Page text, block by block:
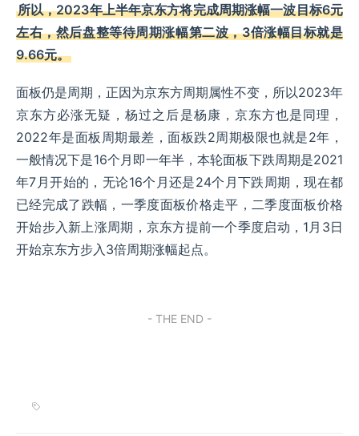
所以，2023年上半年京东方将完成周期涨幅一波目标6元
左右，然后盘整等待周期涨幅第二波，3倍涨幅目标就是
9.66元。
面板仍是周期，正因为京东方周期属性不变，所以2023年
京东方必涨无疑，杨过之后是杨康，京东方也是同理，
2022年是面板周期最差，面板跌2周期极限也就是2年，
一般情况下是16个月即一年半，本轮面板下跌周期是2021
年7月开始的，无论16个月还是24个月下跌周期，现在都
已经完成了跌幅，一季度面板价格走平，二季度面板价格
开始步入新上涨周期，京东方提前一个季度启动，1月3日
开始京东方步入3倍周期涨幅起点。
- THE END -